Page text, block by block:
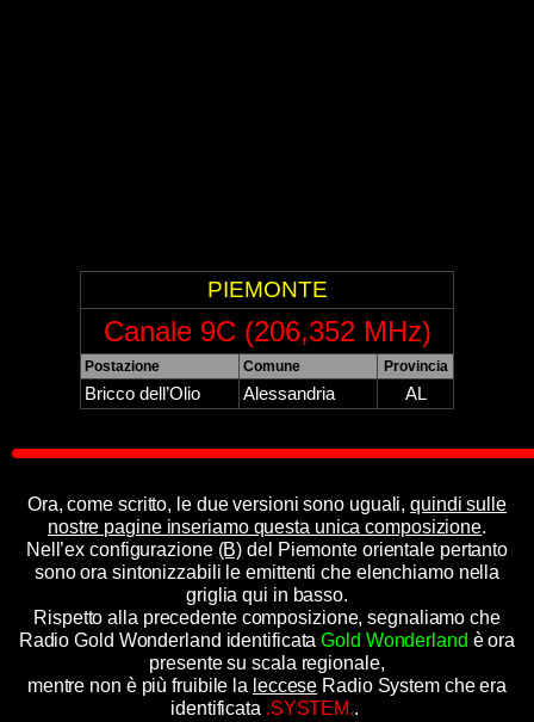
PIEMONTE
Canale 9C (206,352 MHz)
Postazione Comune Provincia
Bricco dell’Olio Alessandria AL
Ora, come scritto, le due versioni sono uguali,quindi sulle
nostre pagine inseriamo questa unica composizione.
Nell’ex configurazione (B) del Piemonte orientale pertanto
sono ora sintonizzabili le emittenti che elenchiamo nella
griglia qui in basso.
Rispetto alla precedente composizione, segnaliamo che
Radio Gold Wonderland identificataGold Wonderland è ora
presente su scala regionale,
mentre non è più fruibile la leccese Radio System che era
identificata .SYSTEM..